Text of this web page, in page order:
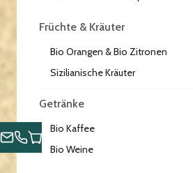
Früchte & Kräuter
Bio Orangen & Bio Zitronen
Sizilianische Kräuter
Getränke
Bio Kaffee
Bio Weine